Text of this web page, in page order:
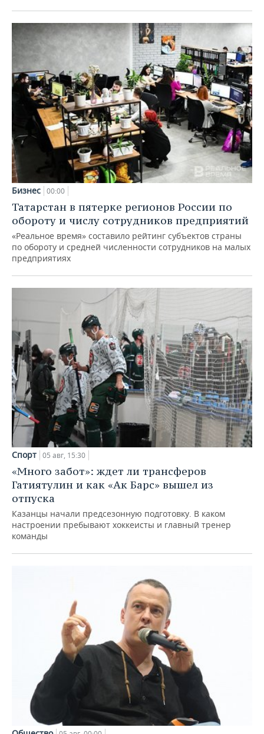
Бизнес 00:00
Татарстан в пятерке регионов России по
обороту и числу сотрудников предприятий
«Реальное время» составило рейтинг субъектов страны
по обороту и средней численности сотрудников на малых
предприятиях
Спорт 05 авг, 15:30
«Много забот»: ждет ли трансферов
Гатиятулин и как «Ак Барс» вышел из
отпуска
Казанцы начали предсезонную подготовку. В каком
настроении пребывают хоккеисты и главный тренер
команды